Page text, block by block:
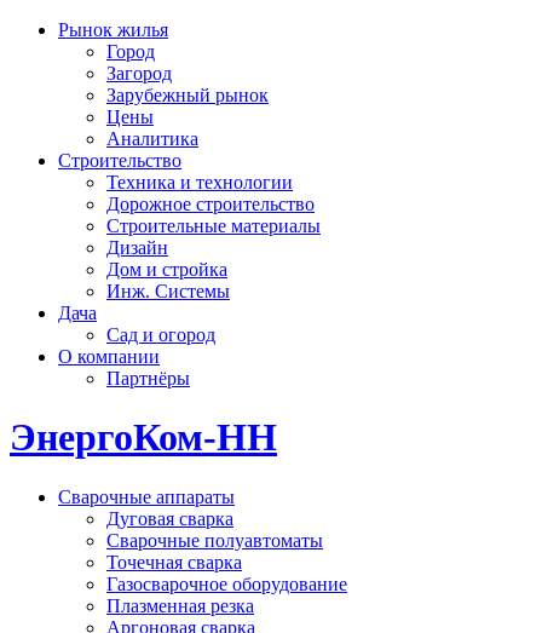
Рынок жилья
Город
Загород
Зарубежный рынок
Цены
Аналитика
Строительство
Техника и технологии
Дорожное строительство
Строительные материалы
Дизайн
Дом и стройка
Инж. Системы
Дача
Сад и огород
О компании
Партнёры
ЭнергоКом-НН
Сварочные аппараты
Дуговая сварка
Сварочные полуавтоматы
Точечная сварка
Газосварочное оборудование
Плазменная резка
Аргоновая сварка